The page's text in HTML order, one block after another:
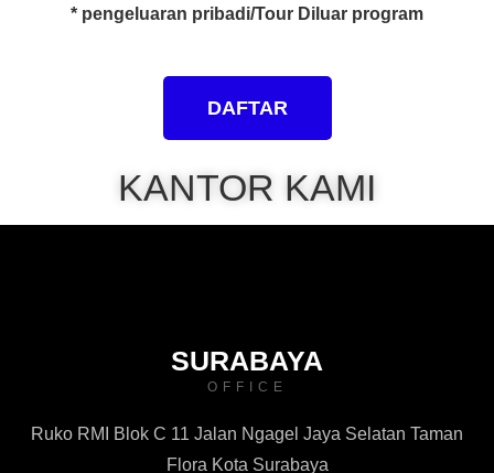
* pengeluaran pribadi/Tour Diluar program
DAFTAR
KANTOR KAMI
SURABAYA
OFFICE
Ruko RMI Blok C 11 Jalan Ngagel Jaya Selatan Taman
Flora Kota Surabaya